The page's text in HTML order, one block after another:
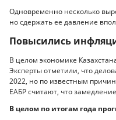
Одновременно несколько
но сдержать ее давление
Повысились
В целом экономике
Эксперты отметили, что
2022, но по известным
ЕАБР считают, что
В целом по итогам года